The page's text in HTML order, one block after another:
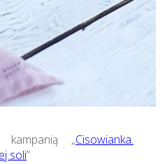
kampanią „Cisowianka.
soli”